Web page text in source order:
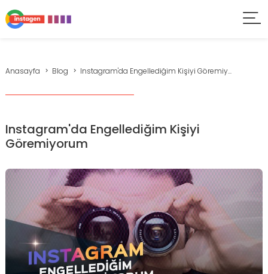
Anasayfa Blog Instagram'da Engellediğim Kişiyi Göremiy...
Instagram'da Engellediğim Kişiyi
Göremiyorum